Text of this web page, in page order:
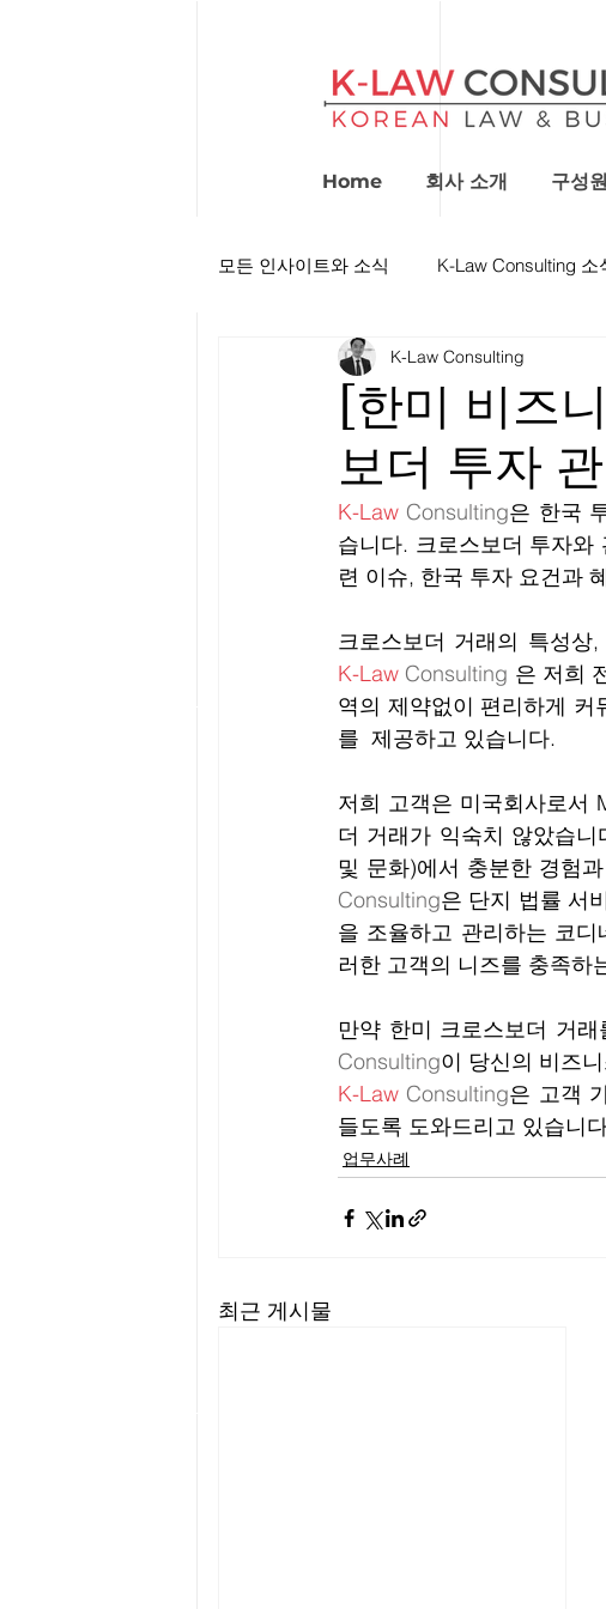
Home 회사 소개 구성
모든 인사이트와 소식 K-Law Consulting 소
[한미 비즈
보더 투자
K-Law Consulting
K-Law Consulting은 한국
습니다. 크로스보더 투자
련 이슈, 한국 투자 요건과
K-Law Consulting 은 저희
역의 제약없이 편리하게
를  제공하고 있습니다.
저희 고객은 미국회사로서
더 거래가 익숙치 않았습
및 문화)에서 충분한 경험
Consulting은 단지 법률 서
을 조율하고 관리하는 코
러한 고객의 니즈를 충족하
만약 한미 크로스보더 거
Consulting
K-Law Consulting은 고객
들도록 도와드리고 있습니
업무사례
최근 게시물